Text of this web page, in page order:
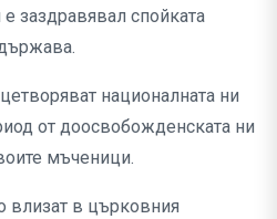
заздравявал спойката
националната ни
от доосвобожденската ни
мъченици.
влизат в църковния